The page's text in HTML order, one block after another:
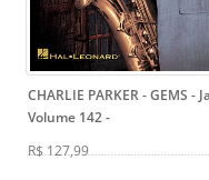
CHARLIE PARKER - GEMS -
Volume 142-
R$ 127,99